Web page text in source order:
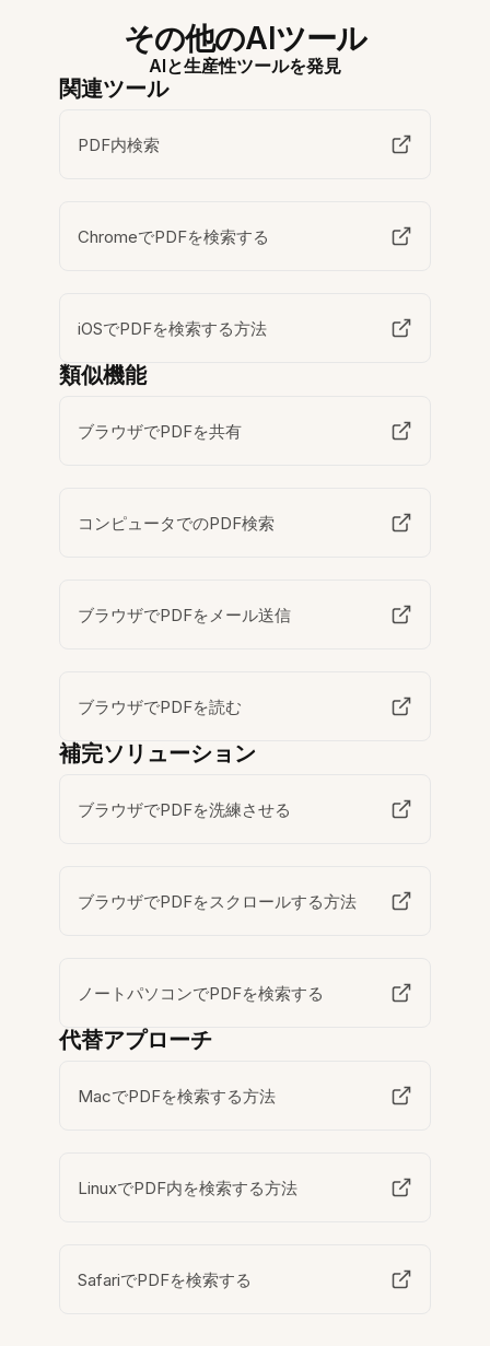
その他のAIツール
AIと生産性ツールを発見
関連ツール
PDF内検索
ChromeでPDFを検索する
iOSでPDFを検索する方法
類似機能
ブラウザでPDFを共有
コンピュータでのPDF検索
ブラウザでPDFをメール送信
ブラウザでPDFを読む
補完ソリューション
ブラウザでPDFを洗練させる
ブラウザでPDFをスクロールする方法
ノートパソコンでPDFを検索する
代替アプローチ
MacでPDFを検索する方法
LinuxでPDF内を検索する方法
SafariでPDFを検索する